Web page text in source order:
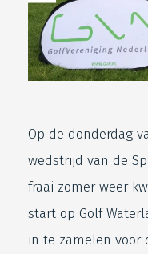
Op de donderdag
wedstrijd van de
fraai zomer weer
start op Golf
in te zamelen voor